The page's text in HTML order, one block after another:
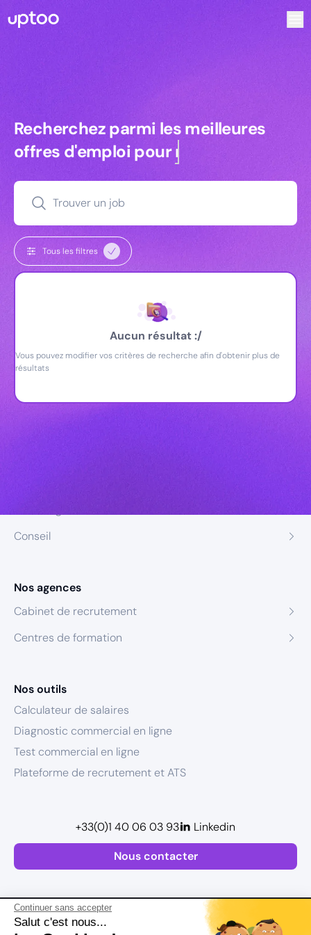
Continuer sans accepter
Salut c'est nous...
Recherchez parmi les meilleures
Recherchez parmi les meilleures
offres d'emploi pourmanagers
Trouver un job
Tous les filtres
Aucun résultat :/
Vous pouvez modifier vos critères de recherche afin d'obtenir plus de
résultats
Conseil
Nos agences
Cabinet de recrutement
Centres de formation
Nos outils
Calculateur de salaires
Diagnostic commercial en ligne
Test commercial en ligne
Plateforme de recrutement et ATS
Nous contacter
+33(0)1 40 06 03 93 Linkedin